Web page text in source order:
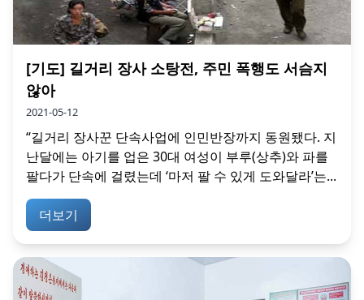
[기도] 길거리 장사 소탕전, 주민 폭행도 서슴지
않아
2021-05-12
“길거리 장사꾼 단속사업에 인민반장까지 동원됐다. 지
난달에는 아기를 업은 30대 여성이 부루(상추)와 파를
팔다가 단속에 걸렸는데 ‘마저 팔 수 있게 도와달라’는...
더보기